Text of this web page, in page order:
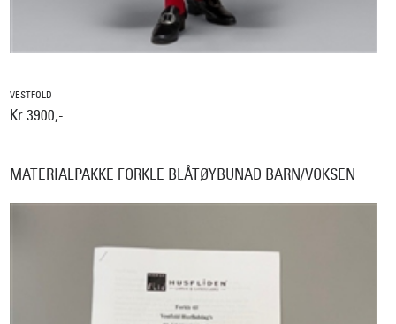
VESTFOLD
Kr 3900,-
MATERIALPAKKE FORKLE BLÅTØYBUNAD BARN/VOKSEN